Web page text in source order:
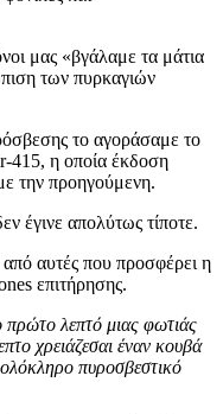
μας «βγάλαμε τα μάτια
των πυρκαγιών
το αγοράσαμε το
415, η οποία έκδοση
την προηγούμενη.
έγινε απολύτως τίποτε.
αυτές που προσφέρει η
επιτήρησης.
πρώτο λεπτό μιας φωτιάς
χρειάζεσαι έναν κουβά
ολόκληρο πυροσβεστικό